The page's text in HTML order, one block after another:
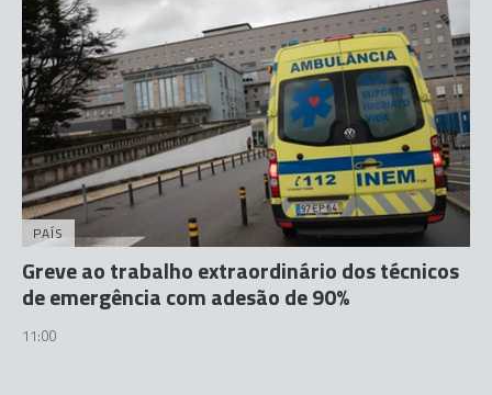
PAÍS
Greve ao trabalho extraordinário dos técnicos
de emergência com adesão de 90%
11:00